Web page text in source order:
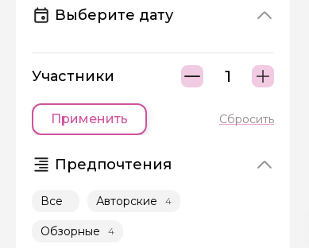
Выберите дату
Участники
Применить Сбросить
Предпочтения
Все Авторские 4
Обзорные 4